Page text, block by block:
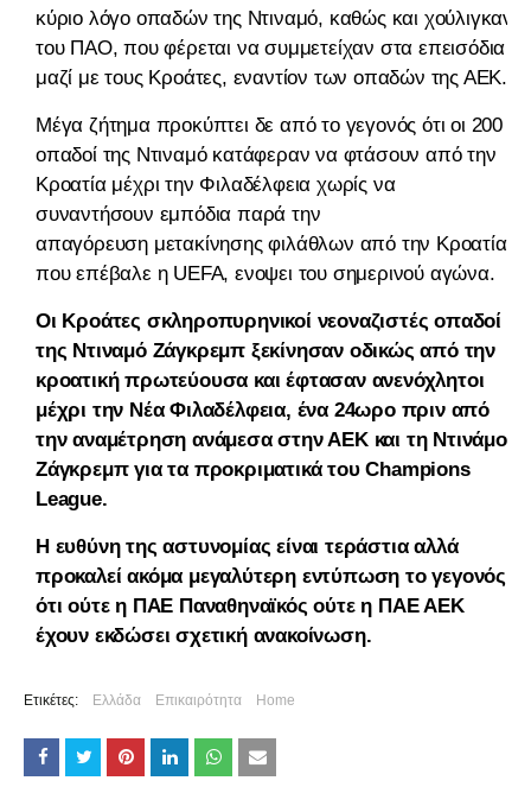
κύριο λόγο οπαδών της Ντιναμό, καθώς και χούλιγκαν
του ΠΑΟ, που φέρεται να συμμετείχαν στα επεισόδια
μαζί με τους Κροάτες, εναντίον των οπαδών της ΑΕΚ.
Μέγα ζήτημα προκύπτει δε από το γεγονός ότι οι 200
οπαδοί της Ντιναμό κατάφεραν να φτάσουν από την
Κροατία μέχρι την Φιλαδέλφεια χωρίς να
συναντήσουν εμπόδια παρά την
απαγόρευση μετακίνησης φιλάθλων από την Κροατία
που επέβαλε η UEFA, ενοψει του σημερινού αγώνα.
Οι Κροάτες σκληροπυρηνικοί νεοναζιστές οπαδοί
της Ντιναμό Ζάγκρεμπ ξεκίνησαν οδικώς από την
κροατική πρωτεύουσα και έφτασαν ανενόχλητοι
μέχρι την Νέα Φιλαδέλφεια, ένα 24ωρο πριν από
την αναμέτρηση ανάμεσα στην ΑΕΚ και τη Ντινάμο
Ζάγκρεμπ για τα προκριματικά του Champions
League.
Η ευθύνη της αστυνομίας είναι τεράστια αλλά
προκαλεί ακόμα μεγαλύτερη εντύπωση το γεγονός
ότι ούτε η ΠΑΕ Παναθηναϊκός ούτε η ΠΑΕ ΑΕΚ
έχουν εκδώσει σχετική ανακοίνωση.
Ετικέτες: Ελλάδα Επικαιρότητα Home